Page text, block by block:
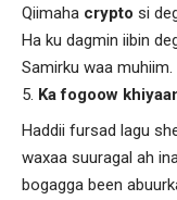
Qiimaha crypto si
Ha ku dagmin iibin
Samirku waa muhiim.
Ka fogoow
Haddii fursad lagu
waxaa suuragal ah
bogagga been